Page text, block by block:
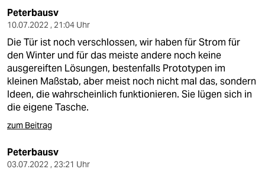
Peterbausv
10.07.2022 , 21:04 Uhr
Die Tür ist noch verschlossen, wir haben für Strom für
den Winter und für das meiste andere noch keine
ausgereiften Lösungen, bestenfalls Prototypen im
kleinen Maßstab, aber meist noch nicht mal das, sondern
Ideen, die wahrscheinlich funktionieren. Sie lügen sich in
die eigene Tasche.
zum Beitrag
Peterbausv
03.07.2022 , 23:21 Uhr